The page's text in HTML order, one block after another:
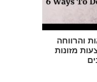
והרווחה
מזונות